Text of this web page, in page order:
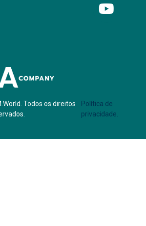
Todos os direitos
Política de
privacidade.